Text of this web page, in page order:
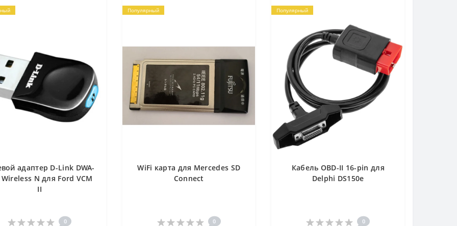
адаптер D-Link DWA-
Wireless N для Ford VCM
II
0
Популярный
WiFi карта для Mercedes SD
Connect
0
Популярный
Кабель OBD-II 16-pin для
Delphi DS150e
0